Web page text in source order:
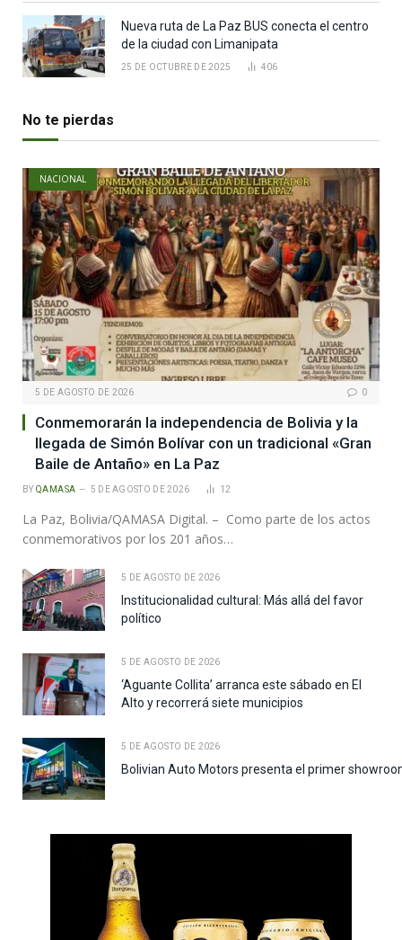
Nueva ruta de La Paz BUS conecta el centro
de la ciudad con Limanipata
25 DE OCTUBRE DE 2025 406
No te pierdas
NACIONAL
5 DE AGOSTO DE 2026 0
Conmemorarán la independencia de Bolivia y la
llegada de Simón Bolívar con un tradicional «Gran
Baile de Antaño» en La Paz
BY QAMASA 5 DE AGOSTO DE 2026 12
La Paz, Bolivia/QAMASA Digital. – Como parte de los actos
conmemorativos por los 201 años…
5 DE AGOSTO DE 2026
Institucionalidad cultural: Más allá del favor
político
5 DE AGOSTO DE 2026
‘Aguante Collita’ arranca este sábado en El
Alto y recorrerá siete municipios
5 DE AGOSTO DE 2026
Bolivian Auto Motors presenta el primer